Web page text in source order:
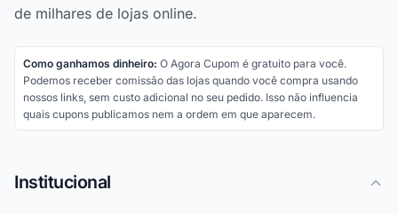
de milhares de lojas online.
Como ganhamos dinheiro: O Agora Cupom é gratuito para você.
Podemos receber comissão das lojas quando você compra usando
nossos links, sem custo adicional no seu pedido. Isso não influencia
quais cupons publicamos nem a ordem em que aparecem.
Institucional